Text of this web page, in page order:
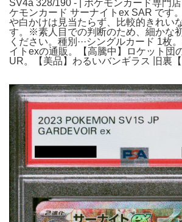
SV4a 328/190 - | ポケモンカード専門
ケモンカード サーナイトex SAR です
や白かけは見当たらず、比較的きれい
す。※素人目での判断のため、細かな
ください。種別···シングルカード 1枚
イトexの通販。【高騰中】ロケット団
UR。【美品】わるいバンギラス 旧裏【